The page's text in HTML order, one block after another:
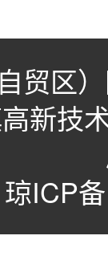
贸区
新技
琼ICP